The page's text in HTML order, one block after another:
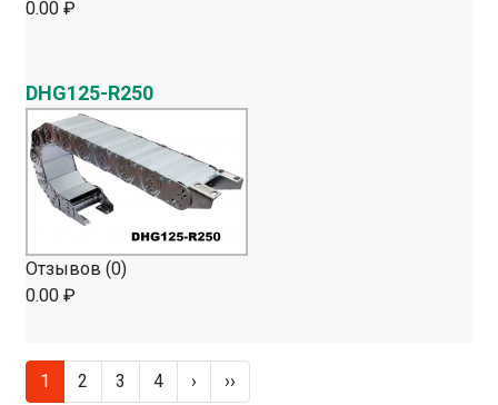
0.00 ₽
DHG125-R250
Отзывов (0)
0.00 ₽
1 2 3 4 › ››